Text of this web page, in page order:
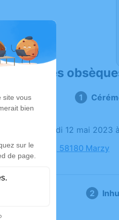
Déroulé des
Le vendredi 12 mai 2023
Cimetière, 58180 Marzy